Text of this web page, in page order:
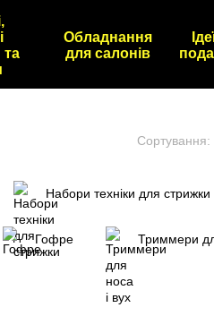
та
Обладнання
для салонів
Сортування:
Набори техніки для стрижки
Гофре Триммери